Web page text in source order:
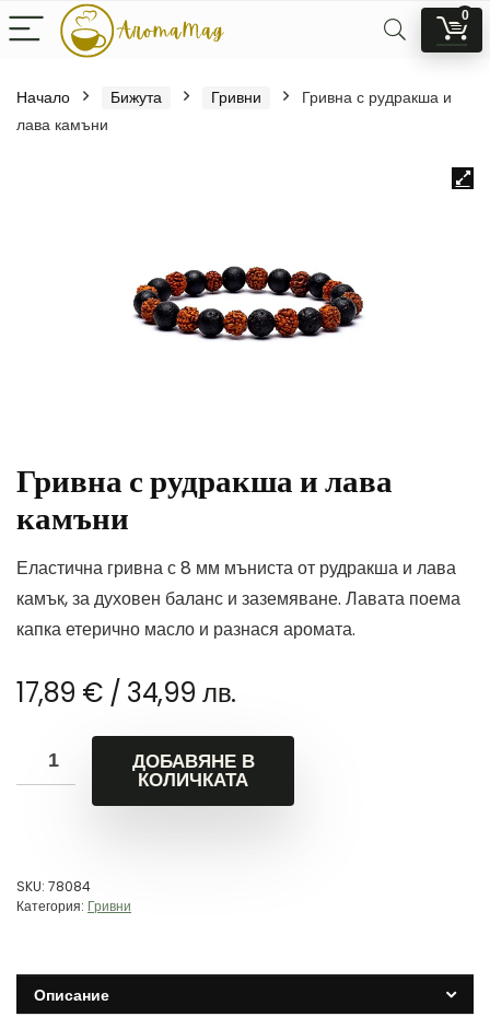
0
Начало Бижута Гривни
Гривна с рудракша и
лава камъни
Гривна с рудракша и лава
камъни
Еластична гривна с 8 мм мъниста от рудракша и лава
камък, за духовен баланс и заземяване. Лавата поема
капка етерично масло и разнася аромата.
17,89 € / 34,99 лв.
ДОБАВЯНЕ В
КОЛИЧКАТА
SKU: 78084
Категория: Гривни
Описание